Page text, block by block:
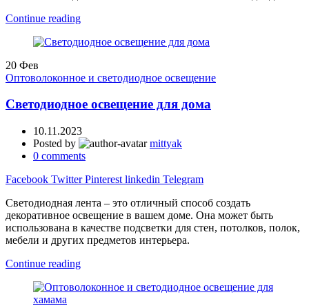
Continue reading
20 Фев
Оптоволоконное и светодиодное освещение
Светодиодное освещение для дома
10.11.2023
Posted by
mittyak
0 comments
Facebook Twitter Pinterest linkedin Telegram
Светодиодная лента – это отличный способ создать
декоративное освещение в вашем доме. Она может быть
использована в качестве подсветки для стен, потолков, полок,
мебели и других предметов интерьера.
Continue reading